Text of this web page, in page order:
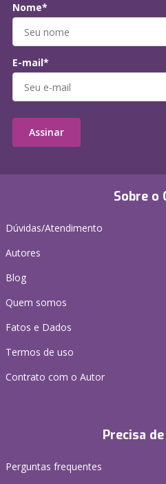
Sobre o
Dúvidas/Atendimento
Autores
Blog
Quem somos
Fatos e Dados
Termos de uso
Contrato com o Autor
Precisa
Perguntas frequentes
Nome*
E-mail*
Assinar